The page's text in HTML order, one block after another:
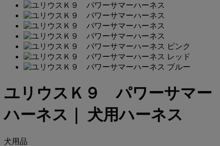
ユリウスＫ９ パワーサマー
ハーネス｜ 犬用ハーネス
犬用品